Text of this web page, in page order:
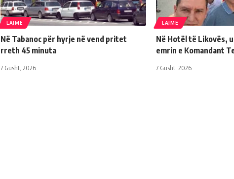
LAJME
Në Tabanoc për hyrje në vend pritet
rreth 45 minuta
7 Gusht, 2026
LAJME
Në Hotël të Likovës,
emrin e Komandant
7 Gusht, 2026